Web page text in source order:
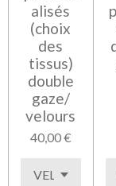
alisés
(choix
des
tissus)
double
gaze/
velours
40,00 €